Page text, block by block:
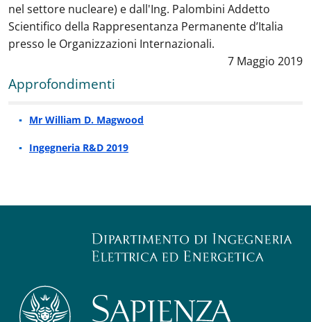
nel settore nucleare) e dall'Ing. Palombini Addetto
Scientifico della Rappresentanza Permanente d’Italia
presso le Organizzazioni Internazionali.
Data notizia:
7 Maggio 2019
Approfondimenti
Mr William D. Magwood
Ingegneria R&D 2019